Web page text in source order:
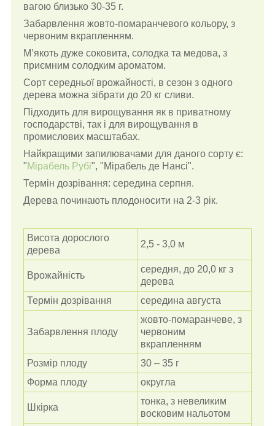
вагою близько 30-35 г.
Забарвлення жовто-помаранчевого кольору, з
червоним вкрапленням.
М’якоть дуже соковита, солодка та медова, з
приємним солодким ароматом.
Сорт середньої врожайності, в сезон з одного
дерева можна зібрати до 20 кг сливи.
Підходить для вирощування як в приватному
господарстві, так і для вирощування в
промислових масштабах.
Найкращими запилювачами для даного сорту є:
"Мірабель Рубі", "Мірабель де Нансі".
Термін дозрівання: середина серпня.
Дерева починають плодоносити на 2-3 рік.
Висота дорослого
дерева
2,5 - 3,0 м
Врожайність
середня, до 20,0 кг з
дерева
Термін дозрівання
середина августа
Забарвлення плоду
жовто-помаранчеве, з
червоним
вкрапленням
Розмір плоду
30 – 35 г
Форма плоду
округла
Шкірка
тонка, з невеликим
восковим нальотом